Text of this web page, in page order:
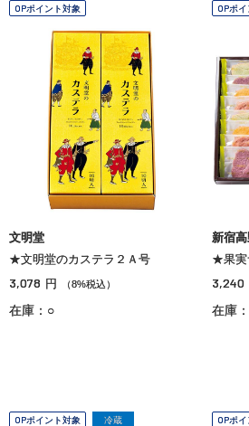
OPポイント対象
文明堂
★文明堂のカステラ２Ａ号
3,078 円 （8%税込）
在庫：○
OPポ
新宿
★果実
3,240
在庫
OPポイント対象 冷蔵 OPポ